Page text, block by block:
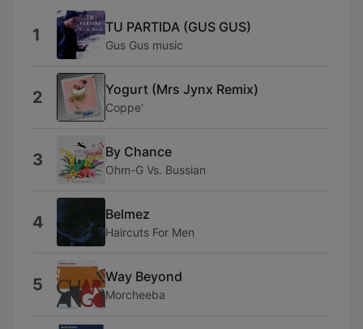
1 TU PARTIDA (GUS GUS)
Gus Gus music
2 Yogurt (Mrs Jynx Remix)
Coppe'
3 By Chance
Ohm-G Vs. Bussian
4 Belmez
Haircuts For Men
5 Way Beyond
Morcheeba